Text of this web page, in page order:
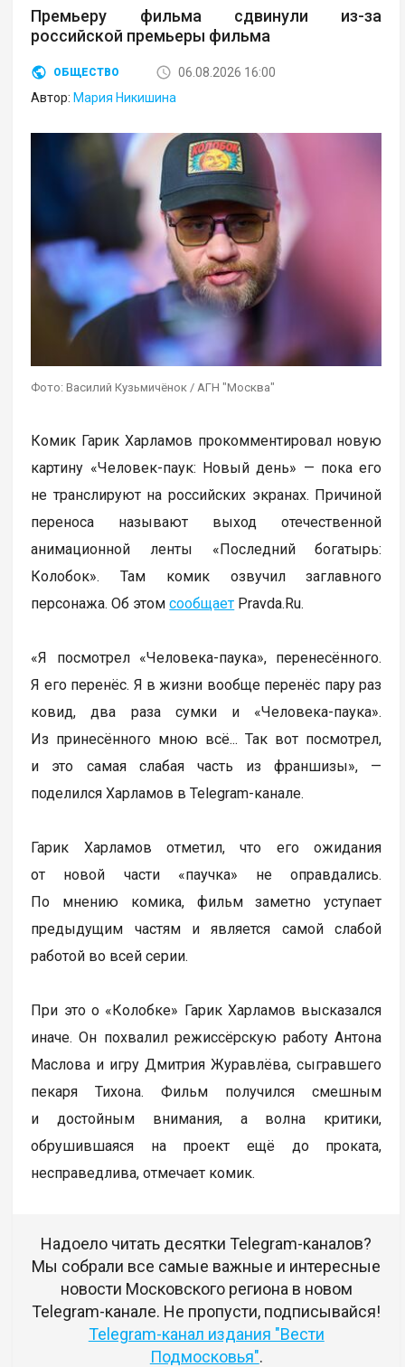
Премьеру фильма сдвинули из-за
российской премьеры фильма
ОБЩЕСТВО
06.08.2026 16:00
Автор: Мария Никишина
Фото: Василий Кузьмичёнок / АГН "Москва"
Комик Гарик Харламов прокомментировал новую
картину «Человек-паук: Новый день» — пока его
не транслируют на российских экранах. Причиной
переноса называют выход отечественной
анимационной ленты «Последний богатырь:
Колобок». Там комик озвучил заглавного
персонажа. Об этомсообщает Pravda.Ru.
«Я посмотрел «Человека-паука», перенесённого.
Я его перенёс. Я в жизни вообще перенёс пару раз
ковид, два раза сумки и «Человека-паука».
Из принесённого мною всё... Так вот посмотрел,
и это самая слабая часть из франшизы», —
поделился Харламов в Telegram-канале.
Гарик Харламов отметил, что его ожидания
от новой части «паучка» не оправдались.
По мнению комика, фильм заметно уступает
предыдущим частям и является самой слабой
работой во всей серии.
При это о «Колобке» Гарик Харламов высказался
иначе. Он похвалил режиссёрскую работу Антона
Маслова и игру Дмитрия Журавлёва, сыгравшего
пекаря Тихона. Фильм получился смешным
и достойным внимания, а волна критики,
обрушившаяся на проект ещё до проката,
несправедлива, отмечает комик.
Надоело читать десятки Telegram-каналов?
Мы собрали все самые важные и интересные
новости Московского региона в новом
Telegram-канале. Не пропусти, подписывайся!
Telegram-канал издания "Вести
Подмосковья".